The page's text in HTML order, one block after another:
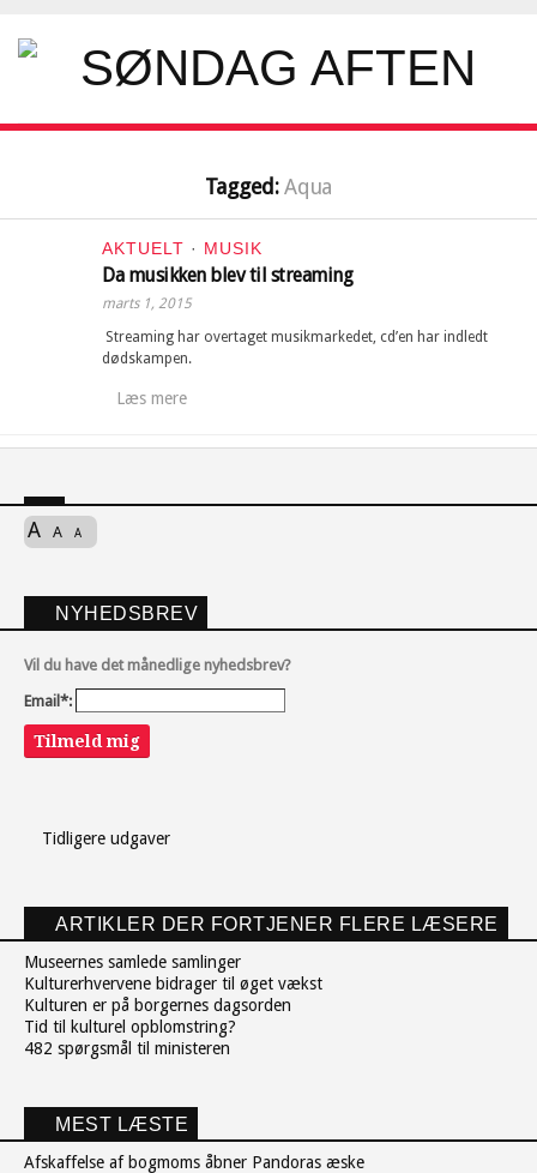
Tagged:Aqua
AKTUELT · MUSIK
Da musikken blev til streaming
marts 1, 2015
Streaming har overtaget musikmarkedet, cd’en har indledt
dødskampen.
Læs mere
A A A
NYHEDSBREV
Vil du have det månedlige nyhedsbrev?
Email*:
Tilmeld mig
Tidligere udgaver
ARTIKLER DER FORTJENER FLERE LÆSERE
Museernes samlede samlinger
Kulturerhvervene bidrager til øget vækst
Kulturen er på borgernes dagsorden
Tid til kulturel opblomstring?
482 spørgsmål til ministeren
MEST LÆSTE
Afskaffelse af bogmoms åbner Pandoras æske